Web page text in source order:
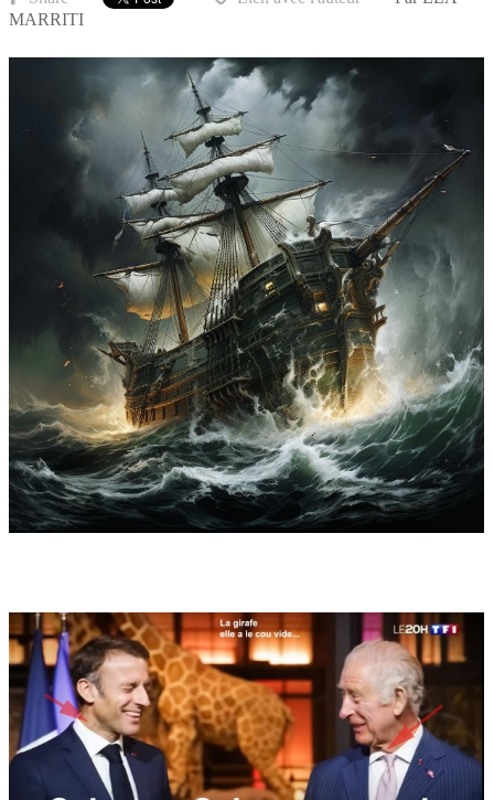
MARRITI